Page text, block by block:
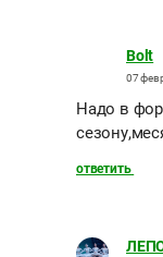
Bolt
07
Надо в
ответить